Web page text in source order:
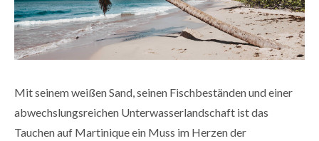
Mit seinem weißen Sand, seinen Fischbeständen und einer
abwechslungsreichen Unterwasserlandschaft ist das
Tauchen auf Martinique ein Muss im Herzen der